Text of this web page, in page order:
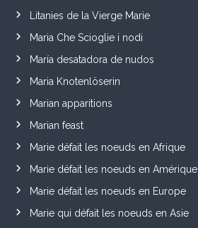
Litanies de la Vierge Marie
Maria Che Scioglie i nodi
María desatadora de nudos
Maria Knotenlöserin
Marian apparitions
Marian feast
Marie défait les noeuds en Afrique
Marie défait les noeuds en Amérique
Marie défait les noeuds en Europe
Marie qui défait les noeuds en Asie